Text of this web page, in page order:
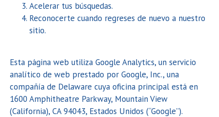
Acelerar tus búsquedas.
Reconocerte cuando regreses de nuevo a nuestro
sitio.
Esta página web utiliza Google Analytics, un servicio
analítico de web prestado por Google, Inc., una
compañía de Delaware cuya oficina principal está en
1600 Amphitheatre Parkway, Mountain View
(California), CA 94043, Estados Unidos (“Google”).